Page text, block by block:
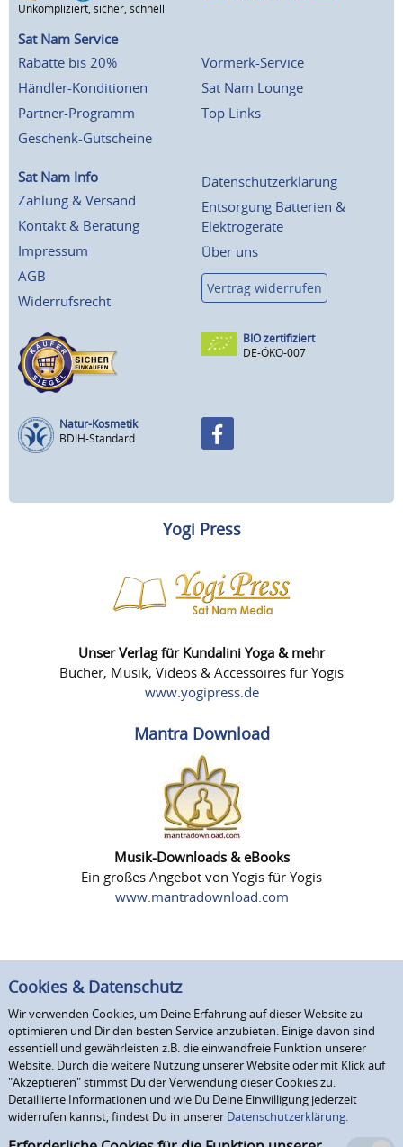
Unkompliziert, sicher, schnell
Sat Nam Service
Rabatte bis 20%
Händler-Konditionen
Partner-Programm
Geschenk-Gutscheine
Vormerk-Service
Sat Nam Lounge
Top Links
Sat Nam Info
Zahlung & Versand
Kontakt & Beratung
Impressum
AGB
Widerrufsrecht
Datenschutzerklärung
Entsorgung Batterien &
Elektrogeräte
Über uns
Vertrag widerrufen
BIO zertifiziert
DE-ÖKO-007
Natur-Kosmetik
BDIH-Standard
Yogi Press
Unser Verlag für Kundalini Yoga & mehr
Bücher, Musik, Videos & Accessoires für Yogis
www.yogipress.de
Mantra Download
Musik-Downloads & eBooks
Ein großes Angebot von Yogis für Yogis
www.mantradownload.com
Cookies & Datenschutz
Wir verwenden Cookies, um Deine Erfahrung auf dieser Website zu
optimieren und Dir den besten Service anzubieten. Einige davon sind
essentiell und gewährleisten z.B. die einwandfreie Funktion unserer
Website. Durch die weitere Nutzung unserer Website oder mit Klick auf
"Akzeptieren" stimmst Du der Verwendung dieser Cookies zu.
Detaillierte Informationen und wie Du Deine Einwilligung jederzeit
widerrufen kannst, findest Du in unserer Datenschutzerklärung.